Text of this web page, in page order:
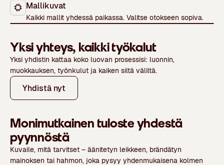
Mallikuvat
Kaikki mallit yhdessä paikassa. Valitse otokseen sopiva.
Watch video
Yksi yhteys, kaikki työkalut
Yksi yhdistin kattaa koko luovan prosessisi: luonnin,
muokkauksen, työnkulut ja kaiken siltä väliltä.
Yhdistä nyt
Monimutkainen tuloste yhdestä
pyynnöstä
Kuvaile, mitä tarvitset – äänitetyn leikkeen, brändätyn
mainoksen tai hahmon, joka pysyy yhdenmukaisena kolmen